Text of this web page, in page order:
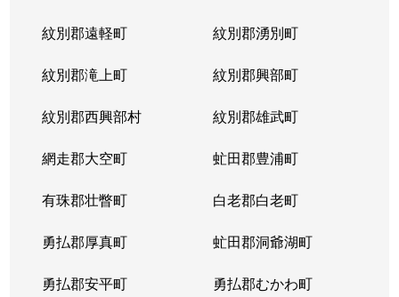
紋別郡遠軽町 紋別郡湧別町
紋別郡滝上町 紋別郡興部町
紋別郡西興部村 紋別郡雄武町
網走郡大空町 虻田郡豊浦町
有珠郡壮瞥町 白老郡白老町
勇払郡厚真町 虻田郡洞爺湖町
勇払郡安平町 勇払郡むかわ町